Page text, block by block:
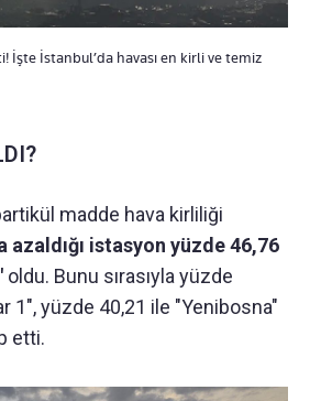
İşte İstanbul’da havası en kirli ve temiz
madde hava kirliliği
azaldığı istasyon yüzde 46,76
oldu. Bunu sırasıyla yüzde
1", yüzde 40,21 ile "Yenibosna"
etti.